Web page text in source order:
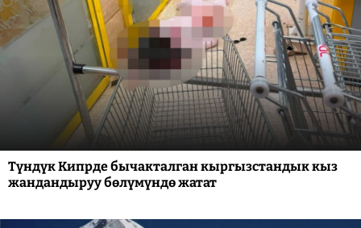
Түндүк Кипрде бычакталган кыргызстандык кыз
жандандыруу бөлүмүндө жатат